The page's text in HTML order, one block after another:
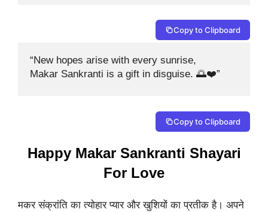
Copy to Clipboard
“New hopes arise with every sunrise,
Makar Sankranti is a gift in disguise. 🌅❤️”
Copy to Clipboard
Happy Makar Sankranti Shayari
For Love
मकर संक्रांति का त्योहार प्यार और खुशियों का प्रतीक है। अपने